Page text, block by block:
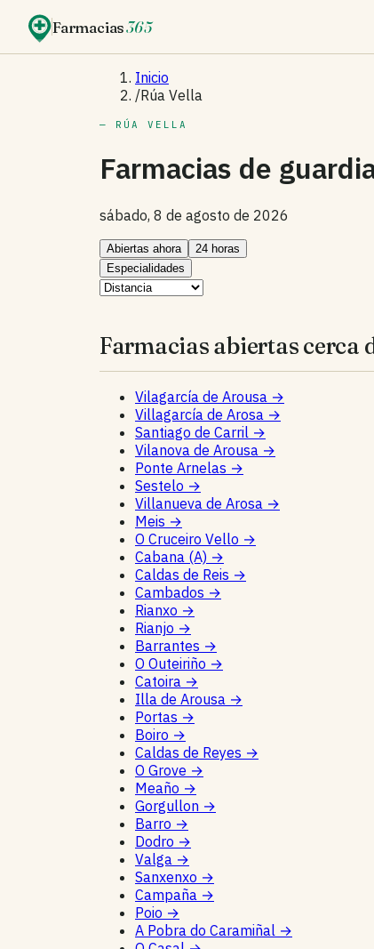
Farmacias365
Inicio
/Rúa Vella
— RÚA VELLA
Farmacias de
sábado, 8 de agosto de 2026
Abiertas ahora
24 horas
Especialidades
Farmacias abiertas cerca
Vilagarcía de Arousa →
Villagarcía de Arosa →
Santiago de Carril →
Vilanova de Arousa →
Ponte Arnelas →
Sestelo →
Villanueva de Arosa →
Meis →
O Cruceiro Vello →
Cabana (A) →
Caldas de Reis →
Cambados →
Rianxo →
Rianjo →
Barrantes →
O Outeiriño →
Catoira →
Illa de Arousa →
Portas →
Boiro →
Caldas de Reyes →
O Grove →
Meaño →
Gorgullon →
Barro →
Dodro →
Valga →
Sanxenxo →
Campaña →
Poio →
A Pobra do Caramiñal →